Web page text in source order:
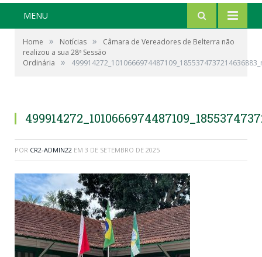
MENU
Home » Notícias »
Câmara de Vereadores de Belterra não
realizou a sua 28ª Sessão
Ordinária
»
POR CR2-ADMIN22 EM 3 DE SETEMBRO DE 2025